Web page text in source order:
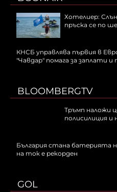
Хотелиер:
пръска се по
КНСБ управлява първия в
"Чавдар" помага за заплати и
BLOOMBERGTV
Тръмп наложи
полисилиция и
България стана батерията
на ток е рекорден
GOL